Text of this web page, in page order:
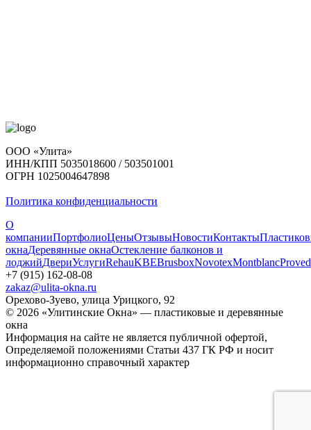
ООО «Улита»
ИНН/КПП 5035018600 / 503501001
ОГРН 1025004647898
Политика конфиденциальности
О
компанииПортфолиоЦеныОтзывыНовостиКонтакты
окнаДеревянные окнаОстекление балконов и
лоджийДвериУслугиRehauKBEBrusboxNovotexMontblanc
+7 (915) 162-08-08
zakaz@ulita-okna.ru
Орехово-Зуево, улица Урицкого, 92
© 2026 «Улитинские Окна» — пластиковые и деревянные
окна
Информация на сайте не является публичной офертой,
Определяемой положениями Статьи 437 ГК РФ и носит
информационно справочный характер